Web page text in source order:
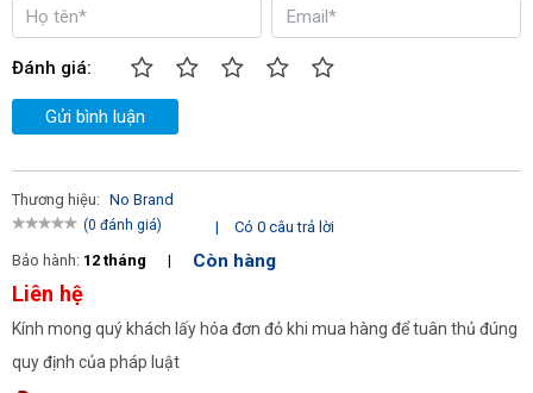
Đánh giá:
Gửi bình luận
Thương hiệu: No Brand
(0 đánh giá) |
Có 0 câu trả lời
Bảo hành: 12 tháng | Còn hàng
Liên hệ
Kính mong quý khách lấy hóa đơn đỏ khi mua hàng để tuân thủ đúng
quy định của pháp luật